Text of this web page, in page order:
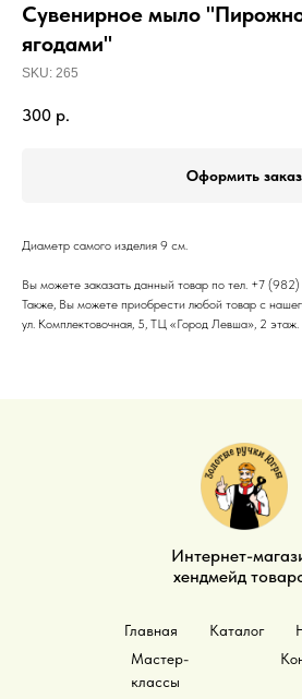
Сувенирное мыло
ягодами"
SKU: 265
300 р.
Оформить заказ
Диаметр самого изделия 9 см.
Вы можете заказать данный товар по тел. +7
Также, Вы можете приобрести любой товар с
ул. Комплектовочная, 5, ТЦ «Город Левша», 2 этаж.
Интернет-
хендмейд
Главная Каталог
Мастер-
классы